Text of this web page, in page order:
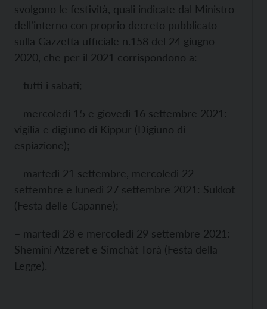
svolgono le festività, quali indicate dal Ministro
dell’interno con proprio decreto pubblicato
sulla Gazzetta ufficiale n.158 del 24 giugno
2020, che per il 2021 corrispondono a:
– tutti i sabati;
– mercoledì 15 e giovedì 16 settembre 2021:
vigilia e digiuno di Kippur (Digiuno di
espiazione);
– martedì 21 settembre, mercoledì 22
settembre e lunedì 27 settembre 2021: Sukkot
(Festa delle Capanne);
– martedì 28 e mercoledì 29 settembre 2021:
Shemini Atzeret e Simchàt Torà (Festa della
Legge).